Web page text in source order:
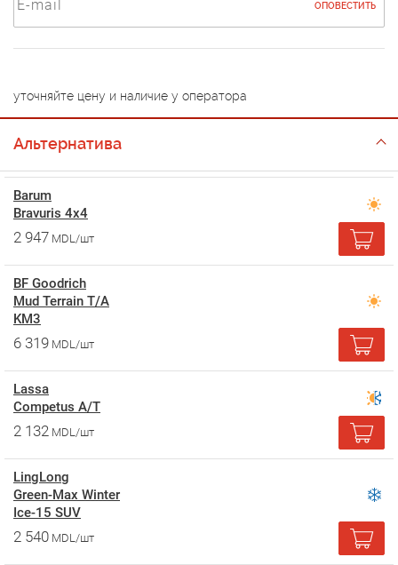
ОПОВЕСТИТЬ
уточняйте цену и наличие у оператора
Альтернатива
Barum
Bravuris 4x4
2 947 MDL/шт
BF Goodrich
Mud Terrain T/A
KM3
6 319 MDL/шт
Lassa
Competus A/T
2 132 MDL/шт
LingLong
Green-Max Winter
Ice-15 SUV
2 540 MDL/шт